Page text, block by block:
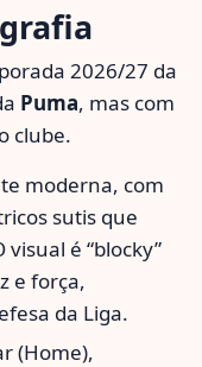
2026/27 da
Puma, mas com
clube.
moderna, com
sutis que
é “blocky”
e força,
da Liga.
(Home),